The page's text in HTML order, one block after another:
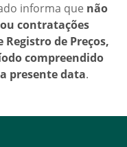
informa que não
contratações
de Preços,
compreendido
presente data.